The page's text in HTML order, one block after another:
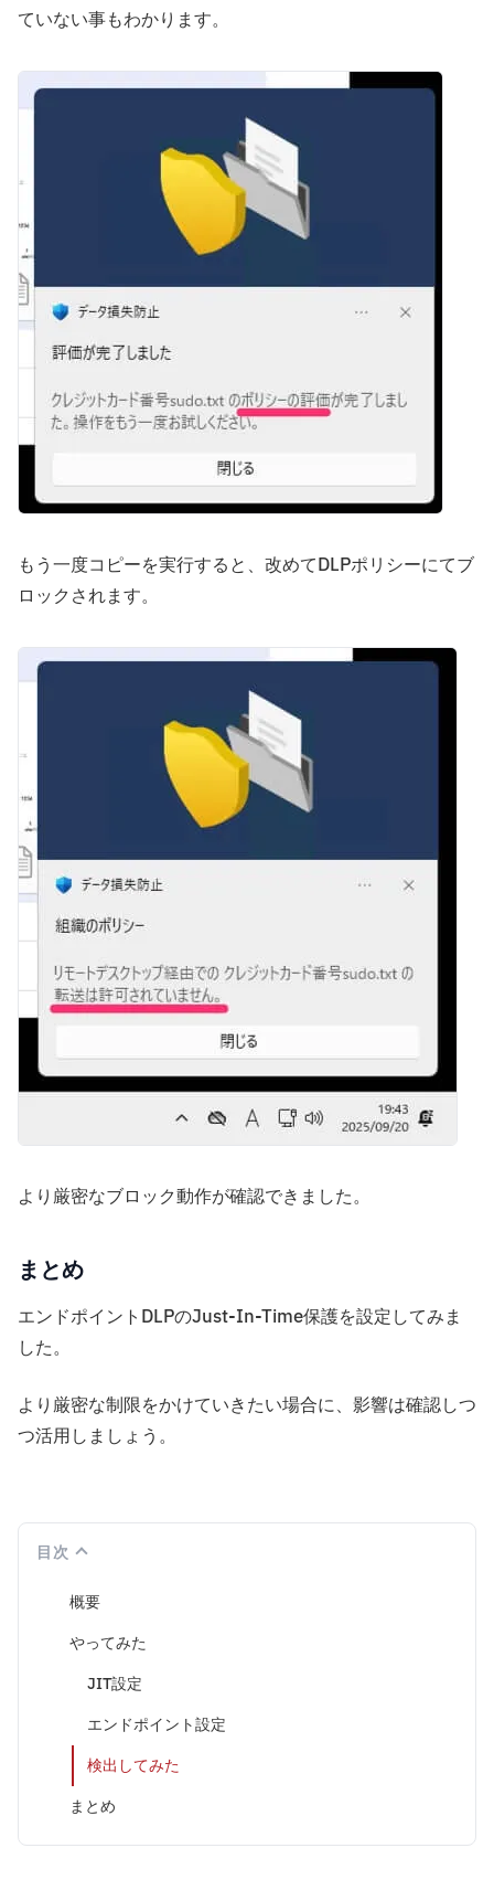
ていない事もわかります。
もう一度コピーを実行すると、改めてDLPポリシーにてブ
ロックされます。
より厳密なブロック動作が確認できました。
まとめ
エンドポイントDLPのJust-In-Time保護を設定してみま
した。
より厳密な制限をかけていきたい場合に、影響は確認しつ
つ活用しましょう。
目次
概要
やってみた
JIT設定
エンドポイント設定
検出してみた
まとめ